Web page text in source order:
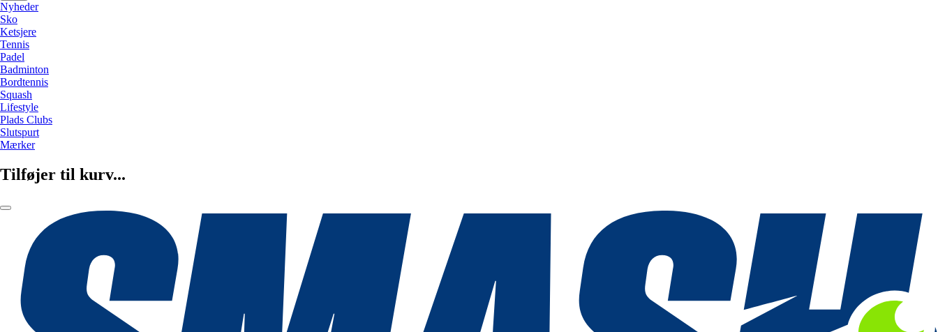
Nyheder
Sko
Ketsjere
Tennis
Padel
Badminton
Bordtennis
Squash
Lifestyle
Plads Clubs
Slutspurt
Mærker
Tilføjer til kurv...